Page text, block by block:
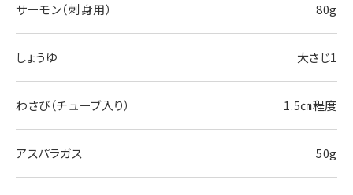
サーモン（刺身用） 80g
しょうゆ 大さじ1
わさび（チューブ入り） 1.5㎝程度
アスパラガス 50g